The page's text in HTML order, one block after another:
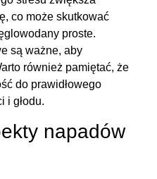
co może skutkować
proste.
są ważne, aby
również pamiętać, że
do prawidłowego
i głodu.
napadów